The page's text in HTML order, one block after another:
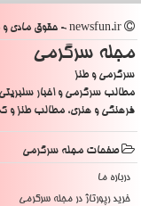
مجله سرگرمی
سرگرمی و طنز
مطالب سرگرمی و اخبار
فرهنگی و هنری، مطالب طنز و
صفحات مجله سرگرمی
درباره ما
خرید رپورتاژ در مجله سرگرمی